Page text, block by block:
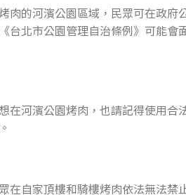
肉的河濱公園區域，民眾可在政府
台北市公園管理自治條例》可能會
在河濱公園烤肉，也請記得使用合
在自家頂樓和騎樓烤肉依法無法禁